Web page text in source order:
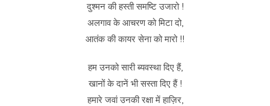
दुश्मन की हस्ती समष्टि उजारो !
अलगाव के आचरण को मिटा दो,
आतंक की कायर सेना को मारो !!
हम उनको सारी ब्यवस्था दिए हैं,
खानों के दानें भी सस्ता दिए हैं !
हमारे जवां उनकी रक्षा में हाज़िर,